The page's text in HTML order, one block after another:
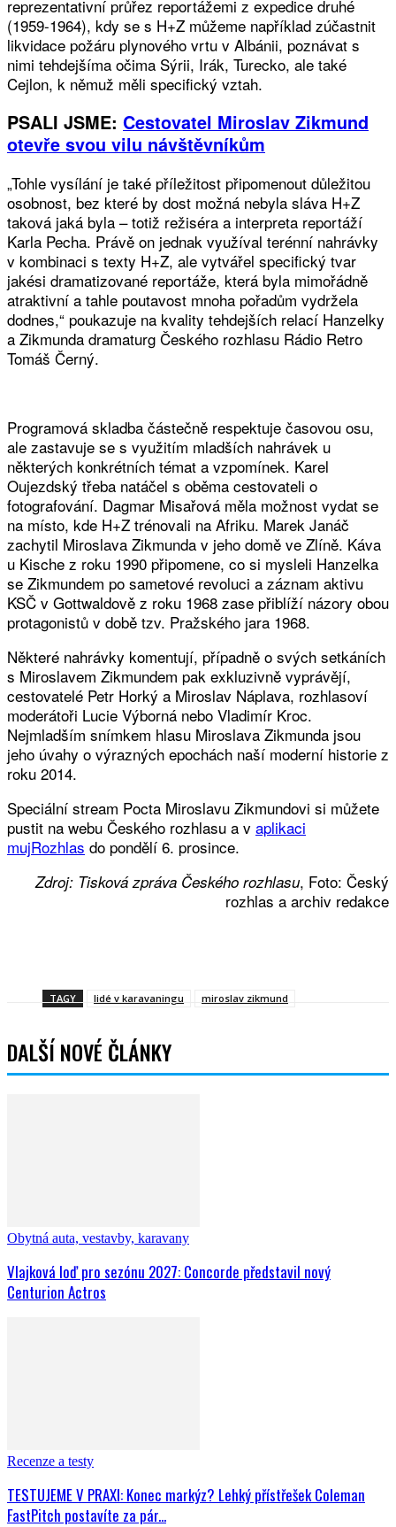
reprezentativní průřez reportážemi z expedice druhé
(1959-1964), kdy se s H+Z můžeme například zúčastnit
likvidace požáru plynového vrtu v Albánii, poznávat s
nimi tehdejšíma očima Sýrii, Irák, Turecko, ale také
Cejlon, k němuž měli specifický vztah.
PSALI JSME: Cestovatel Miroslav Zikmund
otevře svou vilu návštěvníkům
„Tohle vysílání je také příležitost připomenout důležitou
osobnost, bez které by dost možná nebyla sláva H+Z
taková jaká byla – totiž režiséra a interpreta reportáží
Karla Pecha. Právě on jednak využíval terénní nahrávky
v kombinaci s texty H+Z, ale vytvářel specifický tvar
jakési dramatizované reportáže, která byla mimořádně
atraktivní a tahle poutavost mnoha pořadům vydržela
dodnes,“ poukazuje na kvality tehdejších relací Hanzelky
a Zikmunda dramaturg Českého rozhlasu Rádio Retro
Tomáš Černý.
Programová skladba částečně respektuje časovou osu,
ale zastavuje se s využitím mladších nahrávek u
některých konkrétních témat a vzpomínek. Karel
Oujezdský třeba natáčel s oběma cestovateli o
fotografování. Dagmar Misařová měla možnost vydat se
na místo, kde H+Z trénovali na Afriku. Marek Janáč
zachytil Miroslava Zikmunda v jeho domě ve Zlíně. Káva
u Kische z roku 1990 připomene, co si mysleli Hanzelka
se Zikmundem po sametové revoluci a záznam aktivu
KSČ v Gottwaldově z roku 1968 zase přiblíží názory obou
protagonistů v době tzv. Pražského jara 1968.
Některé nahrávky komentují, případně o svých setkáních
s Miroslavem Zikmundem pak exkluzivně vyprávějí,
cestovatelé Petr Horký a Miroslav Náplava, rozhlasoví
moderátoři Lucie Výborná nebo Vladimír Kroc.
Nejmladším snímkem hlasu Miroslava Zikmunda jsou
jeho úvahy o výrazných epochách naší moderní historie z
roku 2014.
Speciální stream Pocta Miroslavu Zikmundovi si můžete
pustit na webu Českého rozhlasu a v aplikaci
mujRozhlas do pondělí 6. prosince.
Zdroj: Tisková zpráva Českého rozhlasu, Foto: Český
rozhlas a archiv redakce
TAGY lidé v karavaningu miroslav zikmund
DALŠÍ NOVÉ ČLÁNKY
Obytná auta, vestavby, karavany
Vlajková loď pro sezónu 2027: Concorde představil nový
Centurion Actros
Recenze a testy
TESTUJEME V PRAXI: Konec markýz? Lehký přístřešek Coleman
FastPitch postavíte za pár...